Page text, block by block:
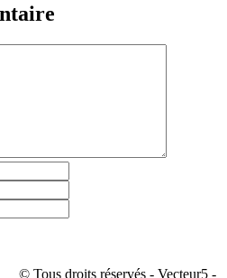
© Tous droits réservés - Vecteur5 -